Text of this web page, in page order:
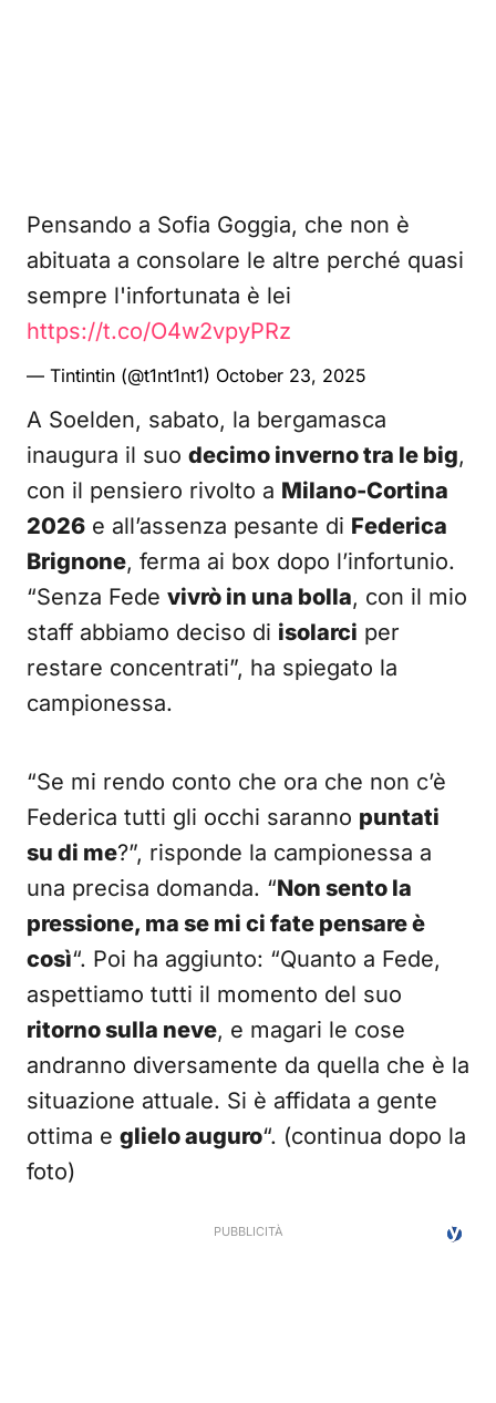
Pensando a Sofia Goggia, che non è
abituata a consolare le altre perché quasi
sempre l'infortunata è lei
https://t.co/O4w2vpyPRz
— Tintintin (@t1nt1nt1) October 23, 2025
A Soelden, sabato, la bergamasca
inaugura il suo decimo inverno tra le big,
con il pensiero rivolto a Milano-Cortina
2026 e all’assenza pesante di Federica
Brignone, ferma ai box dopo l’infortunio.
“Senza Fede vivrò in una bolla, con il mio
staff abbiamo deciso di isolarci per
restare concentrati”, ha spiegato la
campionessa.
“Se mi rendo conto che ora che non c’è
Federica tutti gli occhi saranno puntati
su di me?”, risponde la campionessa a
una precisa domanda. “Non sento la
pressione, ma se mi ci fate pensare è
così“. Poi ha aggiunto: “Quanto a Fede,
aspettiamo tutti il momento del suo
ritorno sulla neve, e magari le cose
andranno diversamente da quella che è la
situazione attuale. Si è affidata a gente
ottima e glielo auguro“. (continua dopo la
foto)